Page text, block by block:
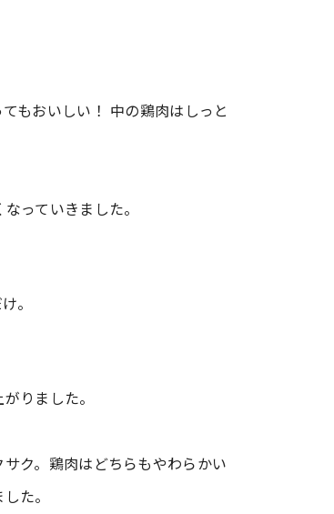
もおいしい！ 中の鶏肉はしっと
っていきました。
。
りました。
ク。鶏肉はどちらもやわらかい
た。